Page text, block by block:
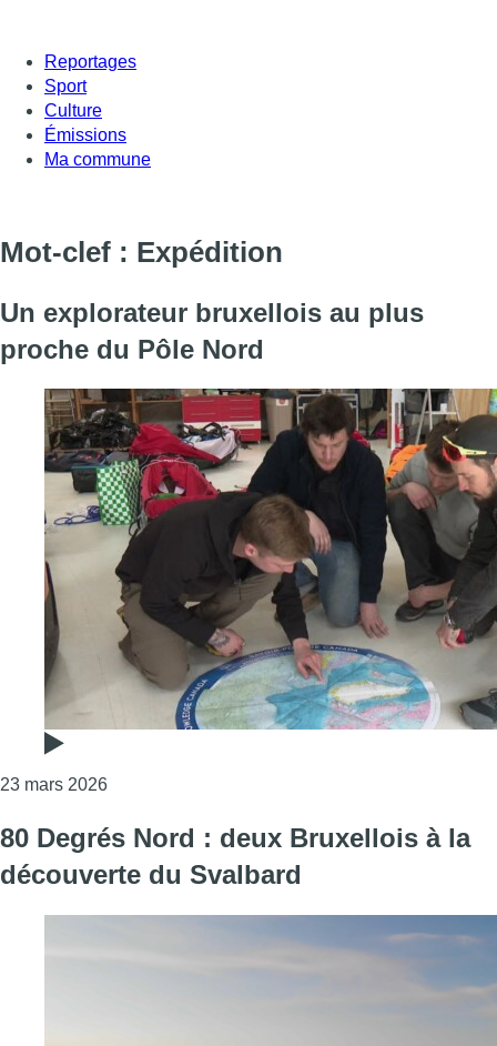
Reportages
Sport
Culture
Émissions
Ma commune
Mot-clef : Expédition
Un explorateur bruxellois au plus
proche du Pôle Nord
23 mars 2026Consulter l'article "Un explorateur bruxellois au
80 Degrés Nord : deux Bruxellois à la
découverte du Svalbard